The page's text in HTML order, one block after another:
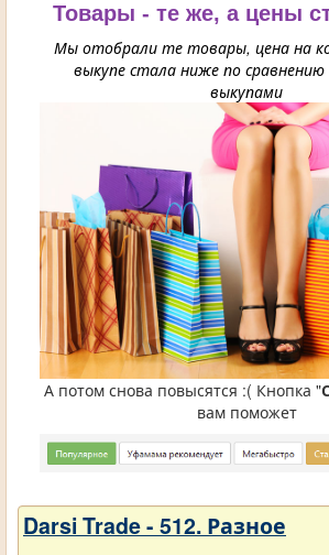
Товары - те же, а цены
Мы отобрали те товары, цена на
выкупе стала ниже по сравнению
выкупами
А потом снова повысятся :( Кнопка "
вам поможет
Darsi Trade - 512. Разное